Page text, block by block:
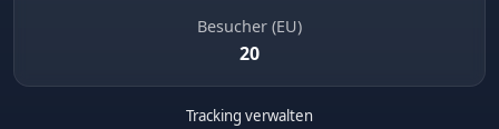
Besucher (EU)
20
Tracking verwalten